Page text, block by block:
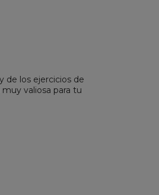
de los ejercicios de
valiosa para tu